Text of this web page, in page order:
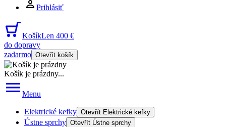
Prihlásiť
KošíkLen 400 €
do dopravy
zadarmo Otevřít košík
Košík je prázdny...
Menu
Elektrické kefky Otevřít Elektrické kefky
Ústne sprchy Otevřít Ústne sprchy